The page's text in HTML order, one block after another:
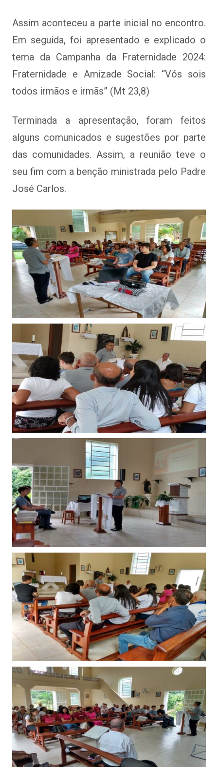
Assim aconteceu a parte inicial no encontro.
Em seguida, foi apresentado e explicado o
tema da Campanha da Fraternidade 2024:
Fraternidade e Amizade Social: “Vós sois
todos irmãos e irmãs” (Mt 23,8)
Terminada a apresentação, foram feitos
alguns comunicados e sugestões por parte
das comunidades. Assim, a reunião teve o
seu fim com a benção ministrada pelo Padre
José Carlos.